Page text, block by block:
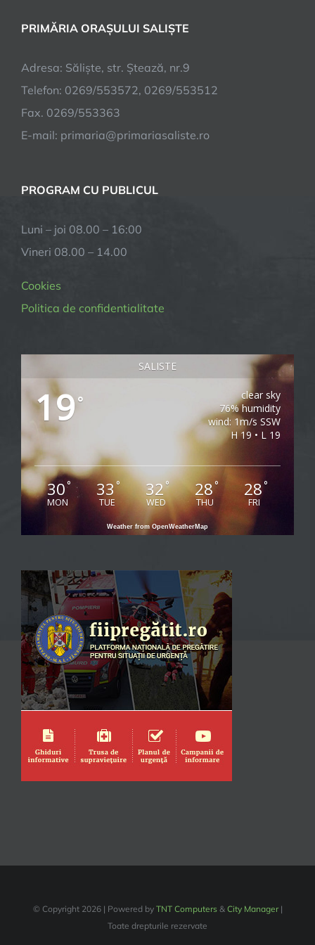
PRIMĂRIA ORAȘULUI SALIȘTE
Adresa: Săliște, str. Ștează, nr.9
Telefon: 0269/553572, 0269/553512
Fax. 0269/553363
E-mail: primaria@primariasaliste.ro
PROGRAM CU PUBLICUL
Luni – joi 08.00 – 16:00
Vineri 08.00 – 14.00
Cookies
Politica de confidentialitate
SALISTE
19°
clear sky
76% humidity
wind: 1m/s SSW
H 19 • L 19
30°
MON
33°
TUE
32°
WED
28°
THU
28°
FRI
Weather from OpenWeatherMap
© Copyright 2026 | Powered by TNT Computers& City Manager|
Toate drepturile rezervate